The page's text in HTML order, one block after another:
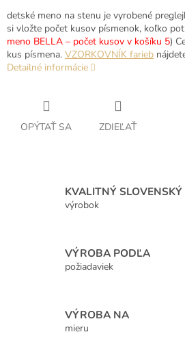
detské meno na stenu je vyrobené
si vložte počet kusov písmenok, koľko
meno BELLA – počet kusov v košíku 5)
kus písmena. VZORKOVNÍK farieb
Detailné informácie
OPÝTAŤ SA ZDIEĽAŤ
KVALITNÝ SLOVENSKÝ
výrobok
VÝROBA PODĽA
požiadaviek
VÝROBA NA
mieru